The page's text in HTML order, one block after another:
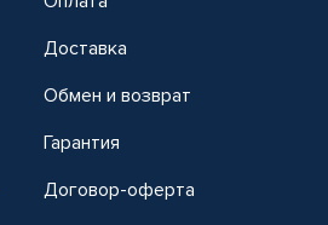
Доставка
Обмен и возврат
Гарантия
Договор-оферта